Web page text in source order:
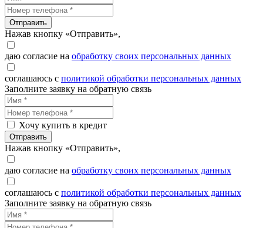
Отправить
Нажав кнопку «Отправить»,
даю согласие на обработку своих персональных данных
соглашаюсь с политикой обработки персональных данных
Заполните заявку на обратную связь
Хочу купить в кредит
Отправить
Нажав кнопку «Отправить»,
даю согласие на обработку своих персональных данных
соглашаюсь с политикой обработки персональных данных
Заполните заявку на обратную связь